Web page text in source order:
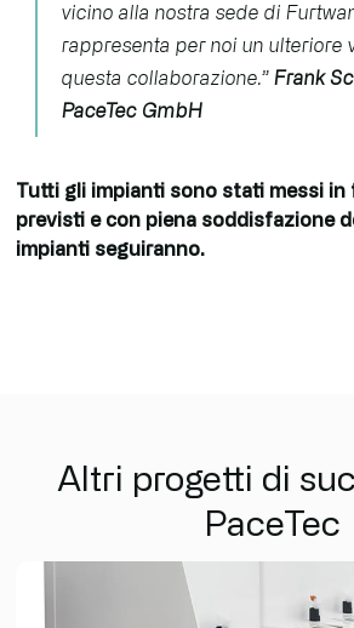
vicino alla nostra sede di
rappresenta per noi un ulteriore
questa collaborazione.”Frank
PaceTec GmbH
Tutti gli impianti sono stati messi in
previsti e con piena soddisfazione
impianti seguiranno.
Altri progetti di
PaceTec